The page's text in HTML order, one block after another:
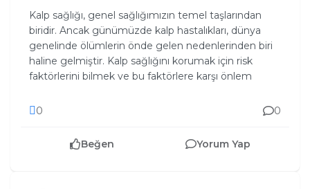
Kalp sağlığı, genel sağlığımızın temel taşlarından
biridir. Ancak günümüzde kalp hastalıkları, dünya
genelinde ölümlerin önde gelen nedenlerinden biri
haline gelmiştir. Kalp sağlığını korumak için risk
faktörlerini bilmek ve bu faktörlere karşı önlem
0 0
Beğen Yorum Yap